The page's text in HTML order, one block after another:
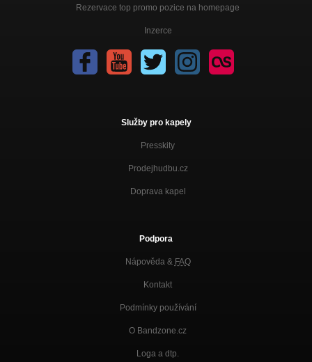
Rezervace top promo pozice na homepage
Inzerce
Služby pro kapely
Presskity
Prodejhudbu.cz
Doprava kapel
Podpora
Nápověda & FAQ
Kontakt
Podmínky používání
O Bandzone.cz
Loga a dtp.